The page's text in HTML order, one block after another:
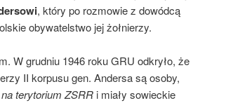
, który po rozmowie z dowódcą
obywatelstwo jej żołnierzy.
grudniu 1946 roku GRU odkryło, że
II korpusu gen. Andersa są osoby,
terytorium ZSRRi miały sowieckie